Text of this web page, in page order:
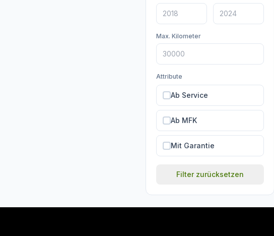
Max. Kilometer
Attribute
Ab Service
Ab MFK
Mit Garantie
Filter zurücksetzen